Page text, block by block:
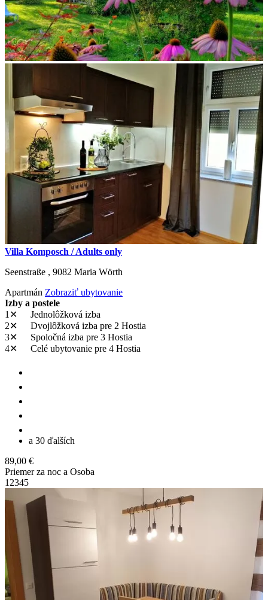
Villa Komposch / Adults only
Seenstraße , 9082 Maria Wörth
Apartmán Zobraziť ubytovanie
Izby a postele
1✕
Jednolôžková izba
2✕
Dvojlôžková izba pre 2 Hostia
3✕
Spoločná izba pre 3 Hostia
4✕
Celé ubytovanie pre 4 Hostia
a 30 ďalších
89,00 €
Priemer za noc a Osoba
12345